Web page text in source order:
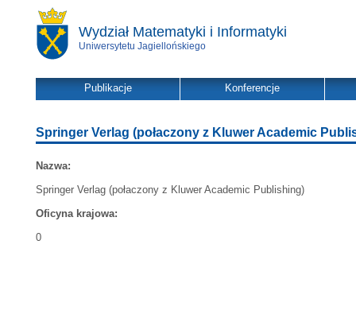
Wydział Matematyki i Informatyki
Uniwersytetu Jagiellońskiego
Publikacje Konferencje
Springer Verlag (połaczony z Kluwer Academic
Nazwa:
Springer Verlag (połaczony z Kluwer Academic Publishing)
Oficyna krajowa:
0